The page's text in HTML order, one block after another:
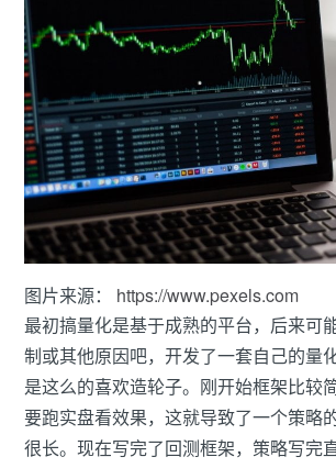
图片来源： https://www.pexels.com
最初搞量化是基于成熟的平台，后来可
制或其他原因吧，开发了一套自己的量
是这么的喜欢造轮子。刚开始框架比较
要跑实盘看效果，这就导致了一个策略
很长。现在写完了回测框架，策略写完